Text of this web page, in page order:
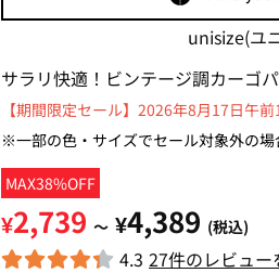
unisize(ユ
サラリ快適！ビンテージ調カーゴ
MAX38%OFF
【期間限定セール】2026年8月17日午
※一部の色・サイズでセール対象外の場
¥2,739 ～ ¥4,389 (税込)
4.3 27件のレビュー